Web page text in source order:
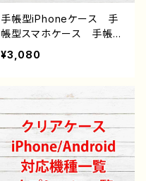
手帳型iPhoneケース 手
帳型スマホケース 手帳
型 全機種対応 おしゃ
れ 和風 タイトル：曼荼
¥3,080